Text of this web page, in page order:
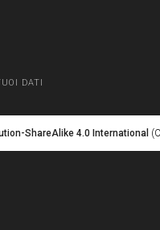
DATI
ShareAlike 4.0 International